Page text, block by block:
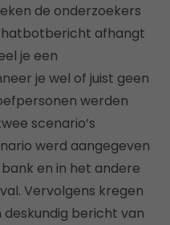
de onderzoekers
afhangt
je een
je wel of juist geen
werden
scenario’s
werd aangegeven
en in het andere
Vervolgens kregen
bericht van